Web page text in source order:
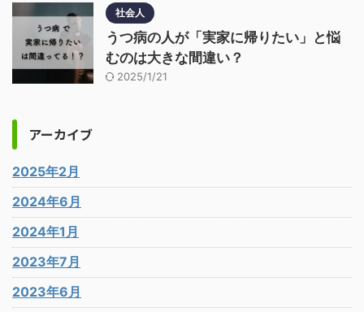
社会人
うつ病の人が「実家に帰りたい」と悩
むのは大きな間違い？
2025/1/21
アーカイブ
2025年2月
2024年6月
2024年1月
2023年7月
2023年6月